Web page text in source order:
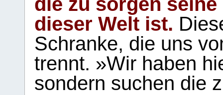
dieser Welt ist.
Schranke, die uns
trennt. »Wir haben
sondern suchen die